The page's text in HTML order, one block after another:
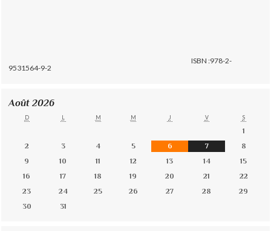
ISBN :978-2-
9531564-9-2
Août 2026
D L M M J V S
1
2
3 4 5 6 7
8
9
10 11 12 13 14
15
16
17 18 19 20 21
22
23
24 25 26 27 28
29
30
31